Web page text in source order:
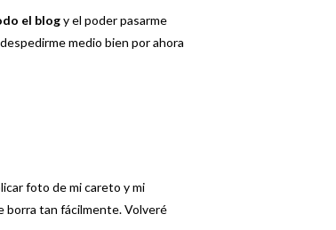
el blogy el poder pasarme
medio bien por ahora
foto de mi careto y mi
borra tan fácilmente. Volveré